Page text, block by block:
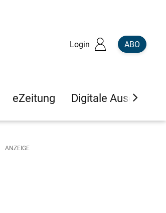
Login ABO
eZeitung Digitale Ausgaben